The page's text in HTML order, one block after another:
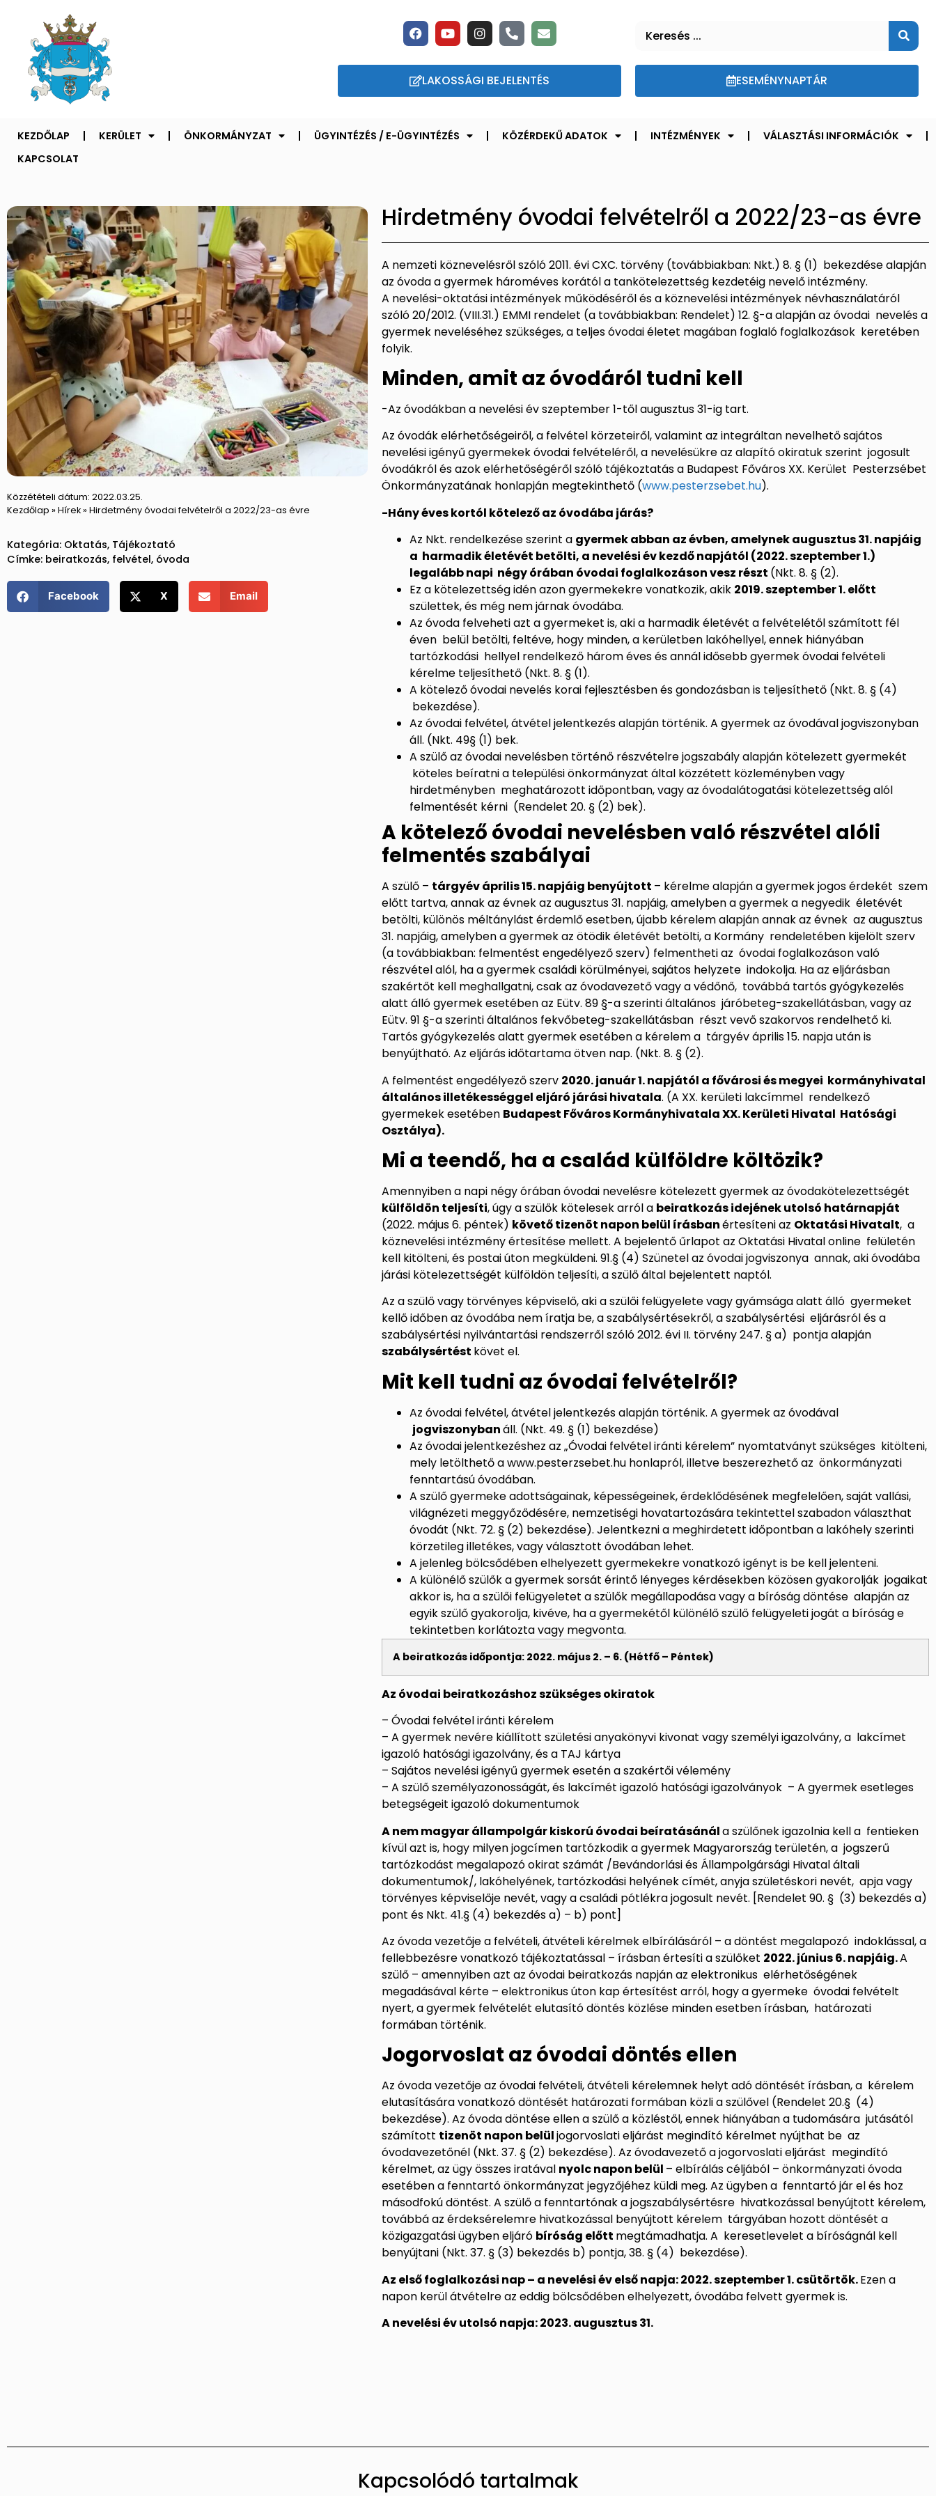
LAKOSSÁGI BEJELENTÉS ESEMÉNYNAPTÁR
KEZDŐLAP KERÜLET ÖNKORMÁNYZAT ÜGYINTÉZÉS / E-ÜGYINTÉZÉS KÖZÉRDEKŰ ADATOK INTÉZMÉNYEK
VÁLASZTÁSI INFORMÁCIÓK
KAPCSOLAT
Közzétételi dátum: 2022.03.25.
Kezdőlap » Hírek» Hirdetmény óvodai felvételről a 2022/23-as évre
Kategória: Oktatás, Tájékoztató
Címke: beiratkozás, felvétel, óvoda
Facebook X Email
Hirdetmény óvodai felvételről a 2022/23-as évre
A nemzeti köznevelésről szóló 2011. évi CXC. törvény (továbbiakban: Nkt.) 8. § (1) bekezdése alapján
az óvoda a gyermek hároméves korától a tankötelezettség kezdetéig nevelő intézmény.
A nevelési-oktatási intézmények működéséről és a köznevelési intézmények névhasználatáról
szóló 20/2012. (VIII.31.) EMMI rendelet (a továbbiakban: Rendelet) 12. §-a alapján az óvodai nevelés a
gyermek neveléséhez szükséges, a teljes óvodai életet magában foglaló foglalkozások keretében
folyik.
Minden, amit az óvodáról tudni kell
-Az óvodákban a nevelési év szeptember 1-től augusztus 31-ig tart.
Az óvodák elérhetőségeiről, a felvétel körzeteiről, valamint az integráltan nevelhető sajátos
nevelési igényű gyermekek óvodai felvételéről, a nevelésükre az alapító okiratuk szerint jogosult
óvodákról és azok elérhetőségéről szóló tájékoztatás a Budapest Főváros XX. Kerület Pesterzsébet
Önkormányzatának honlapján megtekinthető (www.pesterzsebet.hu).
-Hány éves kortól kötelező az óvodába járás?
Az Nkt. rendelkezése szerint a gyermek abban az évben, amelynek augusztus 31. napjáig
a harmadik életévét betölti, a nevelési év kezdő napjától (2022. szeptember 1.)
legalább napi négy órában óvodai foglalkozáson vesz részt (Nkt. 8. § (2).
Ez a kötelezettség idén azon gyermekekre vonatkozik, akik 2019. szeptember 1. előtt
születtek, és még nem járnak óvodába.
Az óvoda felveheti azt a gyermeket is, aki a harmadik életévét a felvételétől számított fél
éven belül betölti, feltéve, hogy minden, a kerületben lakóhellyel, ennek hiányában
tartózkodási hellyel rendelkező három éves és annál idősebb gyermek óvodai felvételi
kérelme teljesíthető (Nkt. 8. § (1).
A kötelező óvodai nevelés korai fejlesztésben és gondozásban is teljesíthető (Nkt. 8. § (4)
bekezdése).
Az óvodai felvétel, átvétel jelentkezés alapján történik. A gyermek az óvodával jogviszonyban
áll. (Nkt. 49§ (1) bek.
A szülő az óvodai nevelésben történő részvételre jogszabály alapján kötelezett gyermekét
köteles beíratni a települési önkormányzat által közzétett közleményben vagy
hirdetményben meghatározott időpontban, vagy az óvodalátogatási kötelezettség alól
felmentését kérni (Rendelet 20. § (2) bek).
A kötelező óvodai nevelésben való részvétel alóli
felmentés szabályai
A szülő – tárgyév április 15. napjáig benyújtott – kérelme alapján a gyermek jogos érdekét szem
előtt tartva, annak az évnek az augusztus 31. napjáig, amelyben a gyermek a negyedik életévét
betölti, különös méltánylást érdemlő esetben, újabb kérelem alapján annak az évnek az augusztus
31. napjáig, amelyben a gyermek az ötödik életévét betölti, a Kormány rendeletében kijelölt szerv
(a továbbiakban: felmentést engedélyező szerv) felmentheti az óvodai foglalkozáson való
részvétel alól, ha a gyermek családi körülményei, sajátos helyzete indokolja. Ha az eljárásban
szakértőt kell meghallgatni, csak az óvodavezető vagy a védőnő, továbbá tartós gyógykezelés
alatt álló gyermek esetében az Eütv. 89 §-a szerinti általános járóbeteg-szakellátásban, vagy az
Eütv. 91 §-a szerinti általános fekvőbeteg-szakellátásban részt vevő szakorvos rendelhető ki.
Tartós gyógykezelés alatt gyermek esetében a kérelem a tárgyév április 15. napja után is
benyújtható. Az eljárás időtartama ötven nap. (Nkt. 8. § (2).
A felmentést engedélyező szerv 2020. január 1. napjától a fővárosi és megyei kormányhivatal
általános illetékességgel eljáró járási hivatala. (A XX. kerületi lakcímmel rendelkező
gyermekek esetében Budapest Főváros Kormányhivatala XX. Kerületi Hivatal Hatósági
Osztálya).
Mi a teendő, ha a család külföldre költözik?
Amennyiben a napi négy órában óvodai nevelésre kötelezett gyermek az óvodakötelezettségét
külföldön teljesíti, úgy a szülők kötelesek arról a beiratkozás idejének utolsó határnapját
(2022. május 6. péntek) követő tizenöt napon belül írásbanértesíteni az Oktatási Hivatalt, a
köznevelési intézmény értesítése mellett. A bejelentő űrlapot az Oktatási Hivatal online felületén
kell kitölteni, és postai úton megküldeni. 91.§ (4) Szünetel az óvodai jogviszonya annak, aki óvodába
járási kötelezettségét külföldön teljesíti, a szülő által bejelentett naptól.
Az a szülő vagy törvényes képviselő, aki a szülői felügyelete vagy gyámsága alatt álló gyermeket
kellő időben az óvodába nem íratja be, a szabálysértésekről, a szabálysértési eljárásról és a
szabálysértési nyilvántartási rendszerről szóló 2012. évi II. törvény 247. § a) pontja alapján
szabálysértést követ el.
Mit kell tudni az óvodai felvételről?
Az óvodai felvétel, átvétel jelentkezés alapján történik. A gyermek az óvodával
jogviszonybanáll. (Nkt. 49. § (1) bekezdése)
Az óvodai jelentkezéshez az „Óvodai felvétel iránti kérelem” nyomtatványt szükséges kitölteni,
mely letölthető awww.pesterzsebet.hu honlapról, illetve beszerezhető az önkormányzati
fenntartású óvodában.
A szülő gyermeke adottságainak, képességeinek, érdeklődésének megfelelően, saját vallási,
világnézeti meggyőződésére, nemzetiségi hovatartozására tekintettel szabadon választhat
óvodát (Nkt. 72. § (2) bekezdése). Jelentkezni a meghirdetett időpontban a lakóhely szerinti
körzetileg illetékes, vagy választott óvodában lehet.
A jelenleg bölcsődében elhelyezett gyermekekre vonatkozó igényt is be kell jelenteni.
A különélő szülők a gyermek sorsát érintő lényeges kérdésekben közösen gyakorolják jogaikat
akkor is, ha a szülői felügyeletet a szülők megállapodása vagy a bíróság döntése alapján az
egyik szülő gyakorolja, kivéve, ha a gyermekétől különélő szülő felügyeleti jogát a bíróság e
tekintetben korlátozta vagy megvonta.
A beiratkozás időpontja: 2022. május 2. – 6. (Hétfő – Péntek)
Az óvodai beiratkozáshoz szükséges okiratok
– Óvodai felvétel iránti kérelem
– A gyermek nevére kiállított születési anyakönyvi kivonat vagy személyi igazolvány, a lakcímet
igazoló hatósági igazolvány, és a TAJ kártya
– Sajátos nevelési igényű gyermek esetén a szakértői vélemény
– A szülő személyazonosságát, és lakcímét igazoló hatósági igazolványok – A gyermek esetleges
betegségeit igazoló dokumentumok
A nem magyar állampolgár kiskorú óvodai beíratásánála szülőnek igazolnia kell a fentieken
kívül azt is, hogy milyen jogcímen tartózkodik a gyermek Magyarország területén,a jogszerű
tartózkodást megalapozó okirat számát /Bevándorlási és Állampolgársági Hivataláltali
dokumentumok/, lakóhelyének, tartózkodási helyének címét, anyja születéskori nevét, apja vagy
törvényes képviselője nevét, vagy a családi pótlékra jogosult nevét. [Rendelet 90. § (3) bekezdés a)
pont és Nkt. 41.§ (4) bekezdés a) – b) pont]
Az óvoda vezetője a felvételi, átvételi kérelmek elbírálásáról – a döntést megalapozó indoklással, a
fellebbezésre vonatkozó tájékoztatással – írásban értesíti a szülőket 2022. június 6. napjáig.A
szülő – amennyiben azt az óvodai beiratkozás napján az elektronikus elérhetőségének
megadásával kérte – elektronikus úton kap értesítést arról, hogy a gyermeke óvodai felvételt
nyert, a gyermek felvételét elutasító döntés közlése minden esetben írásban, határozati
formában történik.
Jogorvoslat az óvodai döntés ellen
Az óvoda vezetője az óvodai felvételi, átvételi kérelemnek helyt adó döntését írásban, a kérelem
elutasítására vonatkozó döntését határozati formában közli a szülővel (Rendelet 20.§ (4)
bekezdése). Az óvoda döntése ellen a szülő a közléstől, ennek hiányában a tudomására jutásától
számított tizenöt napon belüljogorvoslati eljárást megindító kérelmet nyújthat be az
óvodavezetőnél (Nkt. 37. § (2) bekezdése). Az óvodavezető a jogorvoslati eljárást megindító
kérelmet, az ügy összes iratával nyolc napon belül – elbírálás céljából – önkormányzati óvoda
esetében a fenntartó önkormányzat jegyzőjéhez küldi meg. Az ügyben a fenntartó jár el és hoz
másodfokú döntést. A szülő a fenntartónak a jogszabálysértésre hivatkozással benyújtott kérelem,
továbbá az érdeksérelemre hivatkozással benyújtott kérelem tárgyában hozott döntését a
közigazgatási ügyben eljáró bíróság előtt megtámadhatja. A keresetlevelet a bíróságnál kell
benyújtani (Nkt. 37. § (3) bekezdés b) pontja, 38. § (4) bekezdése).
Az első foglalkozási nap – a nevelési év első napja: 2022. szeptember 1. csütörtök.Ezen a
napon kerül átvételre az eddig bölcsődében elhelyezett, óvodába felvett gyermek is.
A nevelési év utolsó napja: 2023. augusztus 31.
Kapcsolódó tartalmak